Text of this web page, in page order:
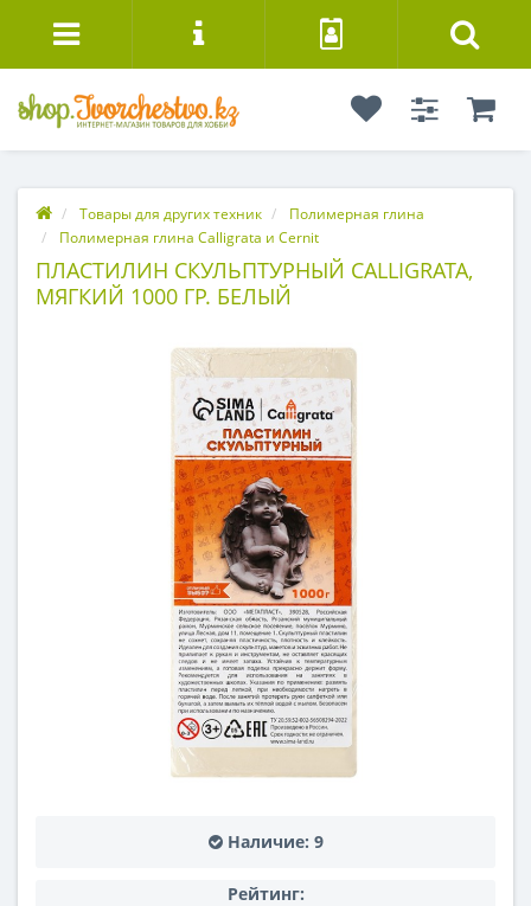
Товары для других техник
Полимерная глина
Полимерная глина Calligrata и Cernit
ПЛАСТИЛИН СКУЛЬПТУРНЫЙ CALLIGRATA,
МЯГКИЙ 1000 ГР. БЕЛЫЙ
Наличие: 9
Рейтинг: